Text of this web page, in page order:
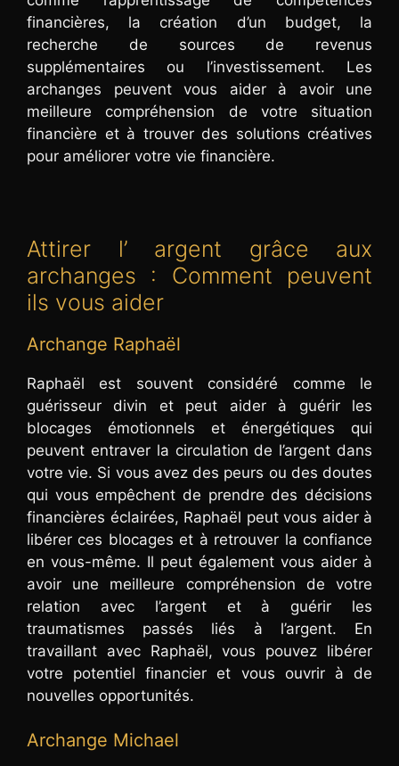
financières, la création d’un budget, la
recherche de sources de revenus
supplémentaires ou l’investissement. Les
archanges peuvent vous aider à avoir une
meilleure compréhension de votre situation
financière et à trouver des solutions créatives
pour améliorer votre vie financière.
Attirer l’ argent grâce aux
archanges : Comment peuvent
ils vous aider
Archange Raphaël
Raphaël est souvent considéré comme le
guérisseur divin et peut aider à guérir les
blocages émotionnels et énergétiques qui
peuvent entraver la circulation de l’argent dans
votre vie. Si vous avez des peurs ou des doutes
qui vous empêchent de prendre des décisions
financières éclairées, Raphaël peut vous aider à
libérer ces blocages et à retrouver la confiance
en vous-même. Il peut également vous aider à
avoir une meilleure compréhension de votre
relation avec l’argent et à guérir les
traumatismes passés liés à l’argent. En
travaillant avec Raphaël, vous pouvez libérer
votre potentiel financier et vous ouvrir à de
nouvelles opportunités.
Archange Michael